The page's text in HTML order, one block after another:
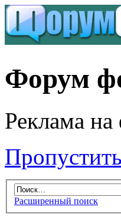
Форум
Реклама
Пропустить
Расширенный поиск